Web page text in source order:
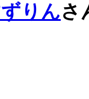
りんさ